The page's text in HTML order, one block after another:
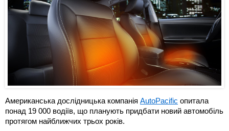
Американська дослідницька компанія AutoPacific опитала
понад 19 000 водіїв, що планують придбати новий автомобіль
протягом найближчих трьох років.